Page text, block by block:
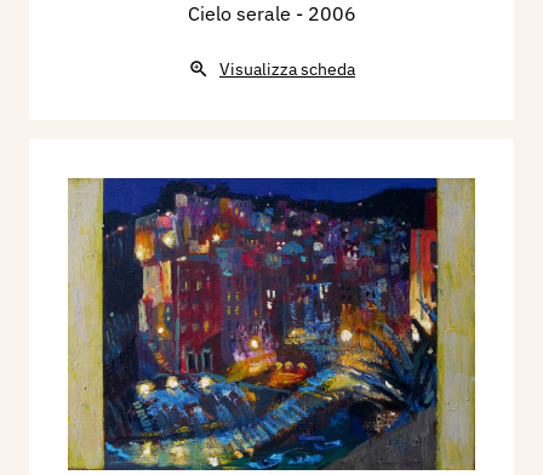
Cielo serale - 2006
Visualizza scheda